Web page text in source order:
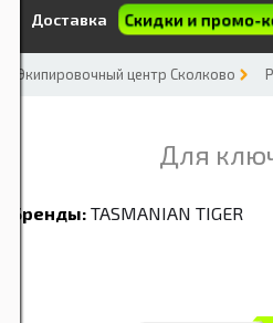
Доставка
Скидки и промо-
Экипировочный центр Сколково
Для
Бренды: TASMANIAN TIGER